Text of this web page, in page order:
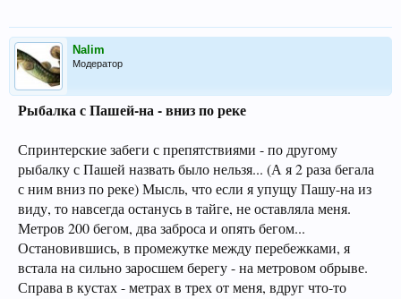
Nalim
Модератор
Рыбалка с Пашей-на - вниз по реке
Спринтерские забеги с препятствиями - по другому
рыбалку с Пашей назвать было нельзя... (А я 2 раза бегала
с ним вниз по реке) Мысль, что если я упущу Пашу-на из
виду, то навсегда останусь в тайге, не оставляла меня.
Метров 200 бегом, два заброса и опять бегом...
Остановившись, в промежутке между перебежками, я
встала на сильно заросшем берегу - на метровом обрыве.
Справа в кустах - метрах в трех от меня, вдруг что-то